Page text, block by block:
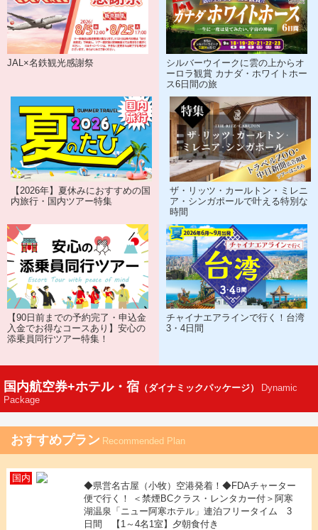
JAL×名鉄観光感謝祭
【2026年】夏休みにおすすめの国
内旅行・国内ツアー特集
【90日前までの予約完了・申込金
入金でお得なコースあり】安心の
添乗員同行ツアー特集！
シルバーウイークに雲の上からオ
ーロラ観賞 カナダ・ホワイトホー
ス6日間の旅
ザ・リッツ・カールトン・ミレニ
ア・シンガポールで叶える特別な
時間
チャイナエアラインで行く！台湾
3・4日間
国内航空券+ホテル・宿 （ダイナミックパッケージ）
Dynamic
Package
おすすめプラン Recommended Plan
◆県営名古屋（小牧）空港発着！◆FDAチャーター
便で行く！ ＜禁煙BCクラス・レンタカー付＞阿寒
湖温泉「ニュー阿寒ホテル」連泊フリータイム 3
日間 【1～4名1室】夕朝食付き